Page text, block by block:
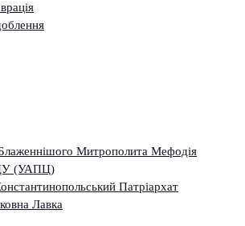
Митрополита Мефодія
(УАПЦ)
Патріархат
Лавка